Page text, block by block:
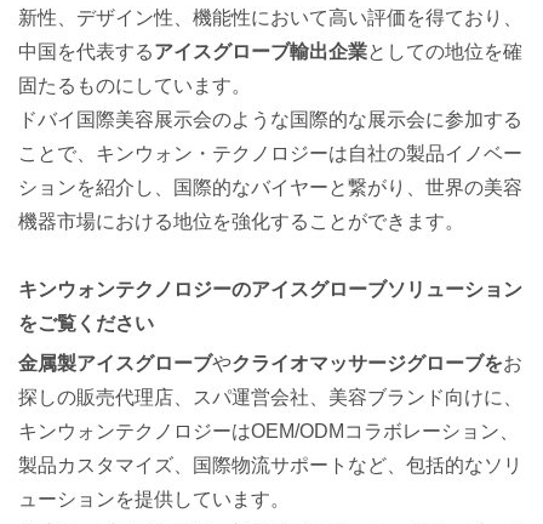
新性、デザイン性、機能性において高い評価を得ており、
中国を代表するアイスグローブ輸出企業としての地位を確
固たるものにしています。
ドバイ国際美容展示会のような国際的な展示会に参加する
ことで、キンウォン・テクノロジーは自社の製品イノベー
ションを紹介し、国際的なバイヤーと繋がり、世界の美容
機器市場における地位を強化することができます。
キンウォンテクノロジーのアイスグローブソリューション
をご覧ください
金属製アイスグローブやクライオマッサージグローブをお
探しの販売代理店、スパ運営会社、美容ブランド向けに、
キンウォンテクノロジーはOEM/ODMコラボレーション、
製品カスタマイズ、国際物流サポートなど、包括的なソリ
ューションを提供しています。